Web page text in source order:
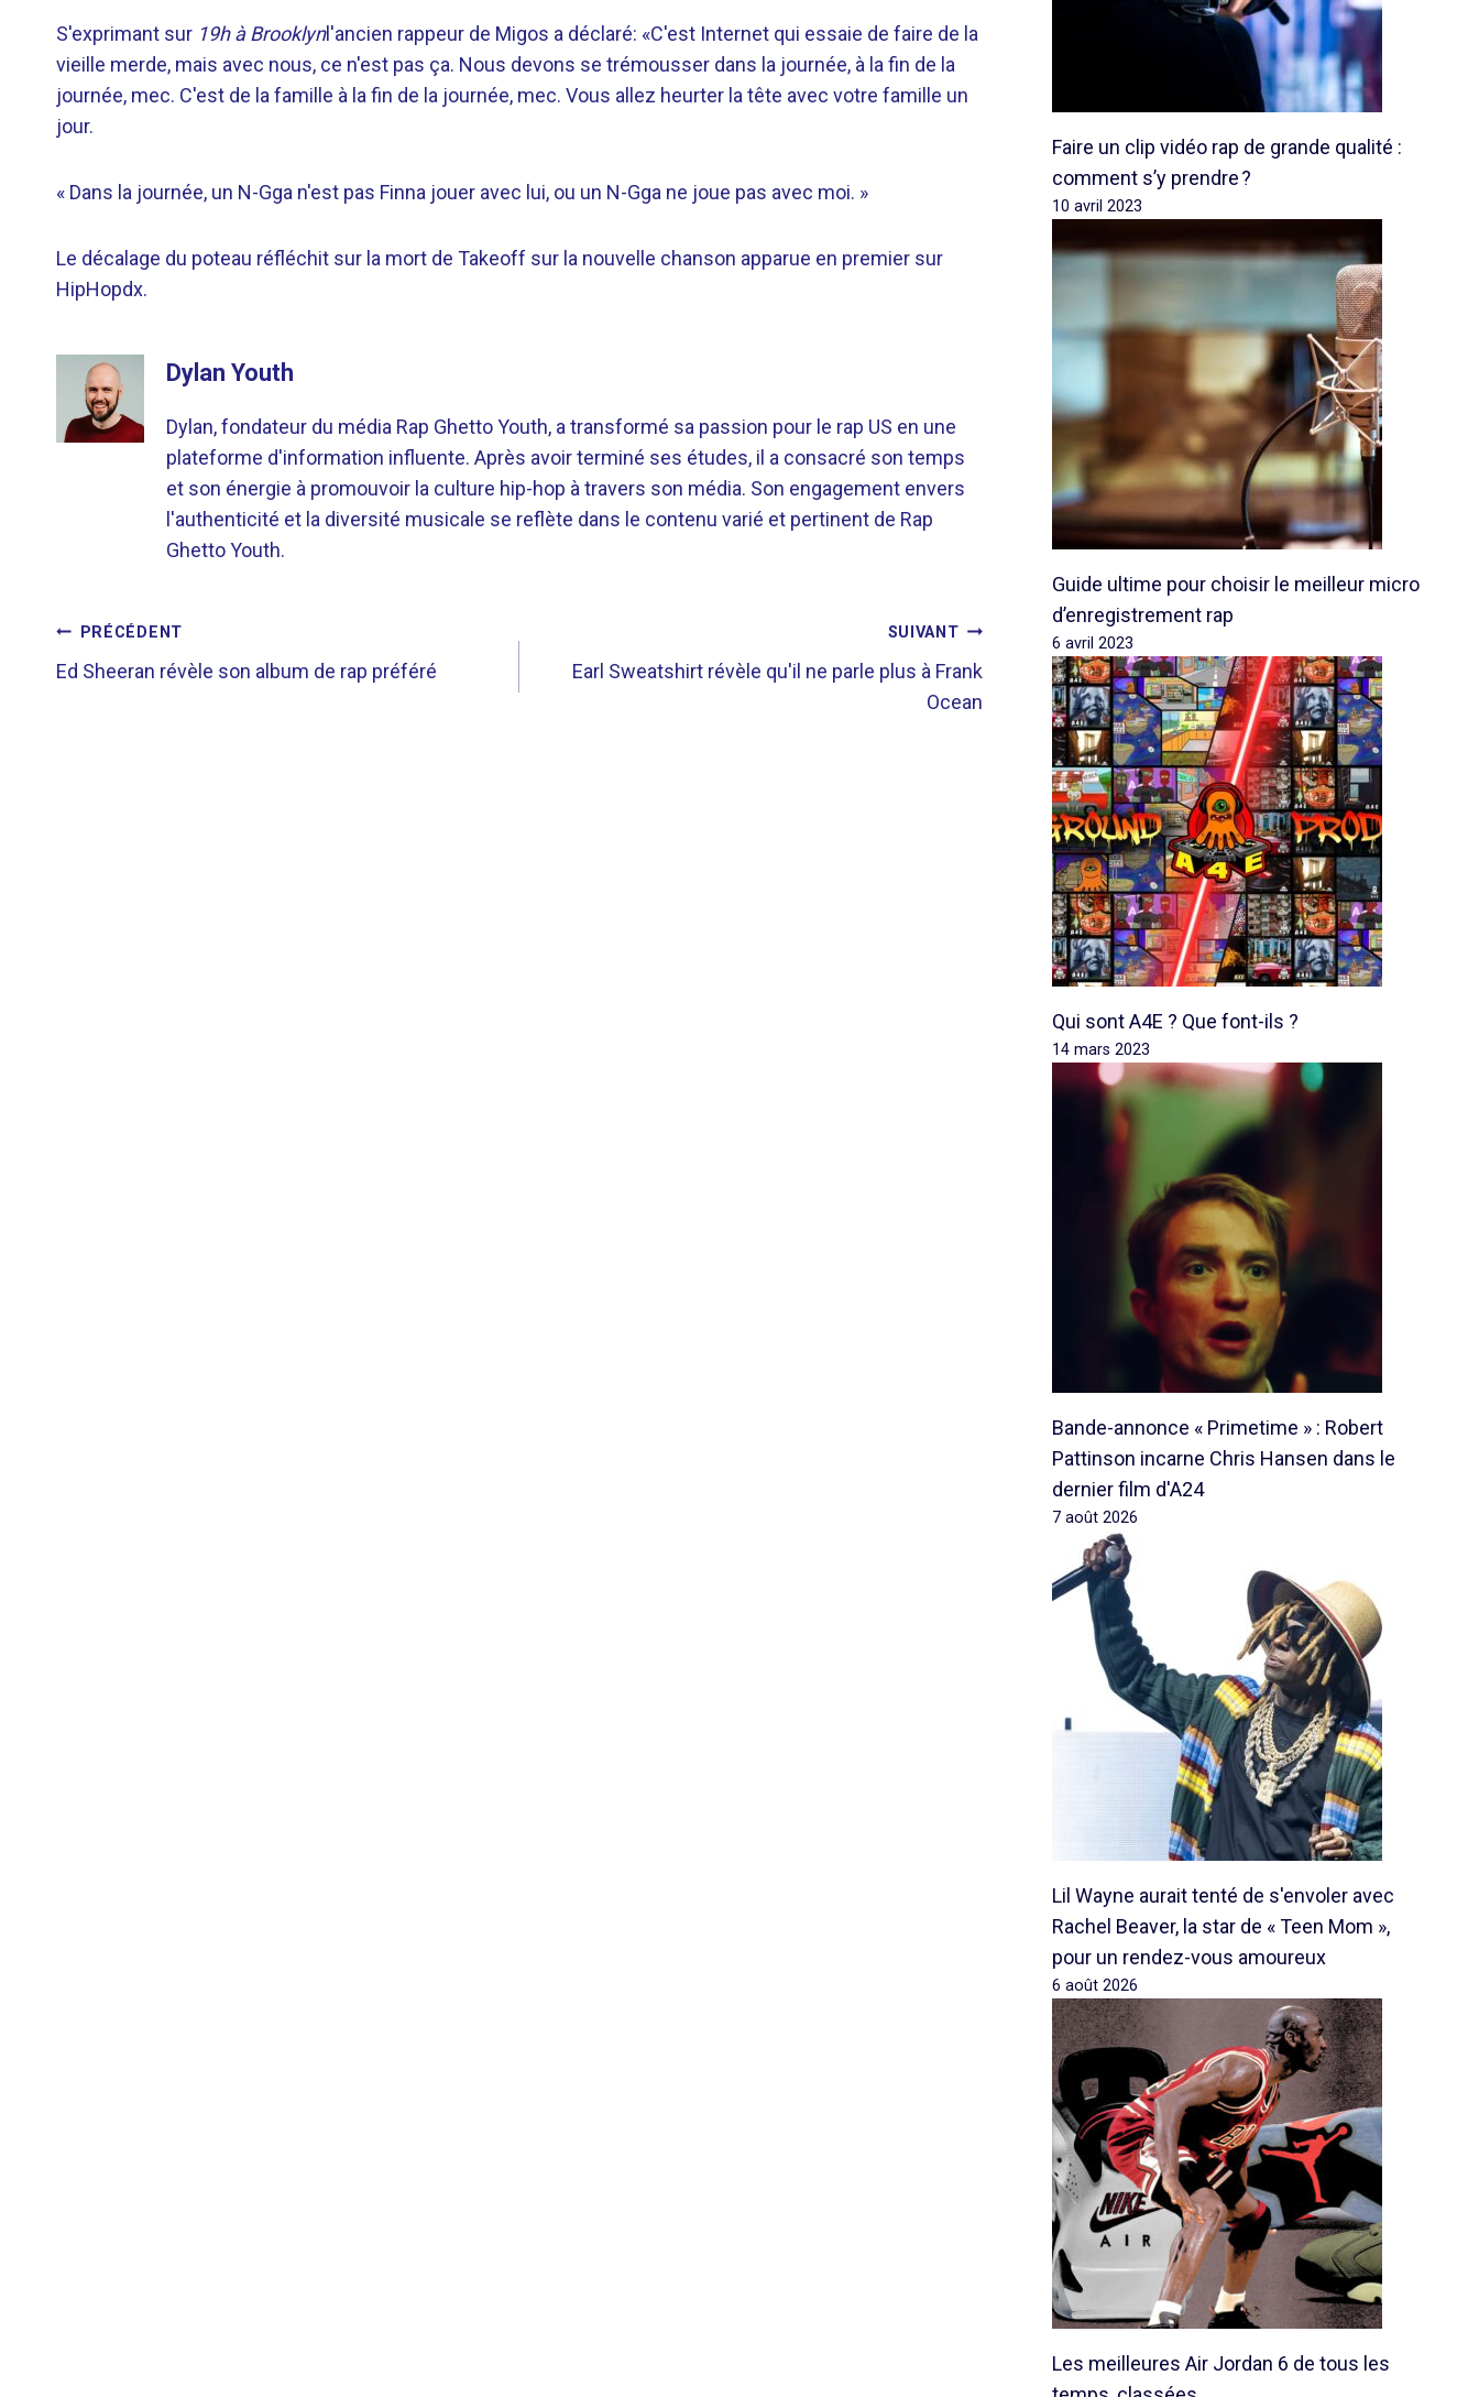
S'exprimant sur 19h à Brooklynl'ancien rappeur de Migos a déclaré: «C'est Internet qui essaie de faire de la
vieille merde, mais avec nous, ce n'est pas ça. Nous devons se trémousser dans la journée, à la fin de la
journée, mec. C'est de la famille à la fin de la journée, mec. Vous allez heurter la tête avec votre famille un
jour.
« Dans la journée, un N-Gga n'est pas Finna jouer avec lui, ou un N-Gga ne joue pas avec moi. »
Le décalage du poteau réfléchit sur la mort de Takeoff sur la nouvelle chanson apparue en premier sur
HipHopdx.
Dylan Youth
Dylan, fondateur du média Rap Ghetto Youth, a transformé sa passion pour le rap US en une
plateforme d'information influente. Après avoir terminé ses études, il a consacré son temps
et son énergie à promouvoir la culture hip-hop à travers son média. Son engagement envers
l'authenticité et la diversité musicale se reflète dans le contenu varié et pertinent de Rap
Ghetto Youth.
NAVIGATION
DE
PRÉCÉDENT
Ed Sheeran révèle son album de rap préféré
SUIVANT
Earl Sweatshirt révèle qu'il ne parle plus à Frank
Ocean
Faire un clip vidéo rap de grande qualité :
comment s’y prendre ?
10 avril 2023
Guide ultime pour choisir le meilleur micro
d’enregistrement rap
6 avril 2023
Qui sont A4E ? Que font-ils ?
14 mars 2023
Bande-annonce « Primetime » : Robert
Pattinson incarne Chris Hansen dans le
dernier film d'A24
7 août 2026
Lil Wayne aurait tenté de s'envoler avec
Rachel Beaver, la star de « Teen Mom »,
pour un rendez-vous amoureux
6 août 2026
Les meilleures Air Jordan 6 de tous les